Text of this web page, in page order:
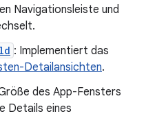
Navigationsleiste und
: Implementiert das
Detailansichten.
des App-Fensters
Details eines